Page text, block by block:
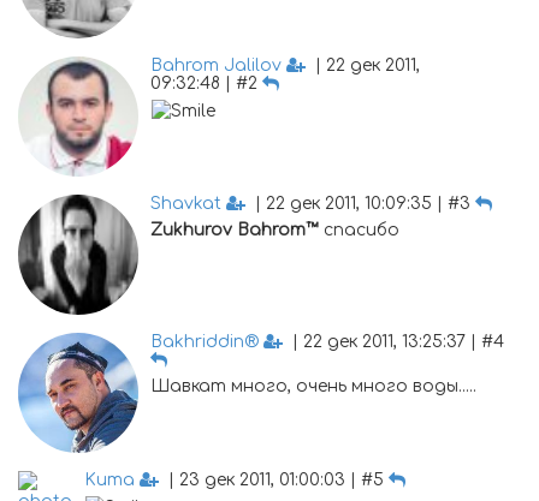
Bahrom Jalilov
| 22 дек 2011,
09:32:48 | #2
Shavkat
| 22 дек 2011, 10:09:35 | #3
Zukhurov Bahrom™ спасибо
Bakhriddin® | 22 дек 2011, 13:25:37 | #4
Шавкат много, очень много воды.....
Kuma | 23 дек 2011, 01:00:03 | #5